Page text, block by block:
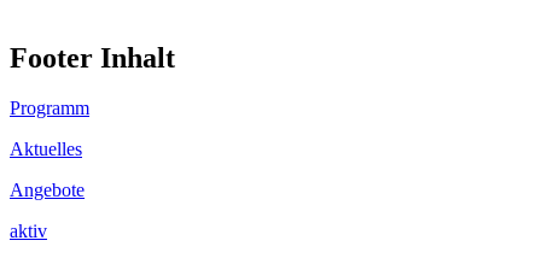
Footer Inhalt
Programm
Aktuelles
Angebote
aktiv